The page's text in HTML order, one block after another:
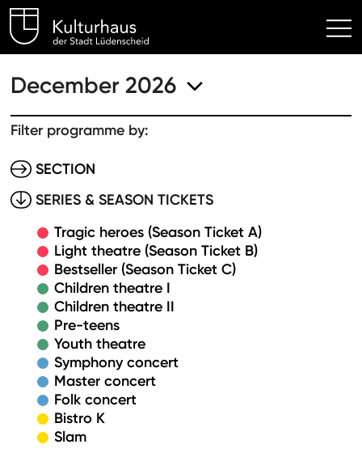
Kulturhaus Lüdenscheid
December 2026
Filter programme by:
SECTION
SERIES & SEASON TICKETS
Tragic heroes (Season Ticket A)
Light theatre (Season Ticket B)
Bestseller (Season Ticket C)
Children theatre I
Children theatre II
Pre-teens
Youth theatre
Symphony concert
Master concert
Folk concert
Bistro K
Slam